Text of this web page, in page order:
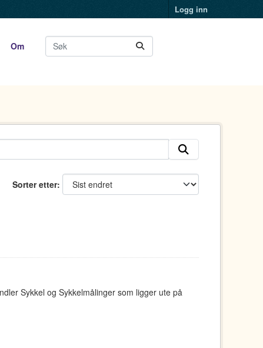
Logg inn
Om
Sorter etter
Sykkel og Sykkelmålinger som ligger ute på